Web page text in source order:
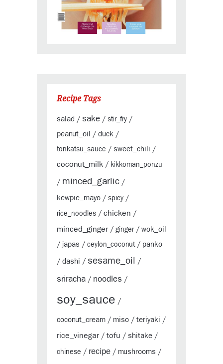
Recipe Tags
salad / sake / stir_fry /
peanut_oil / duck /
tonkatsu_sauce / sweet_chili /
coconut_milk / kikkoman_ponzu
/ minced_garlic /
kewpie_mayo / spicy /
rice_noodles / chicken /
minced_ginger/ ginger/ wok_oil
/ japas / ceylon_coconut/ panko
/ dashi / sesame_oil /
sriracha / noodles /
soy_sauce /
coconut_cream / miso / teriyaki /
rice_vinegar/ tofu / shitake /
chinese / recipe / mushrooms /